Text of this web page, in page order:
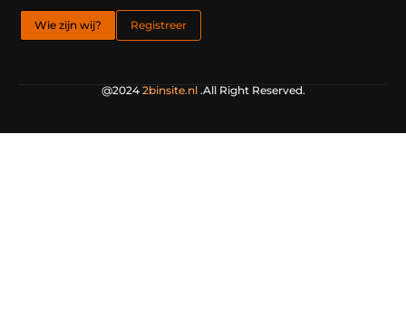
Wie zijn wij? Registreer
@2024 2binsite.nl.All Right Reserved.